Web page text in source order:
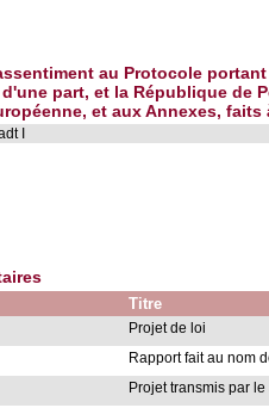
au Protocole
part, et la République
et aux Annexes, faits
I
Titre
Projet de loi
Rapport fait au nom
Projet transmis par